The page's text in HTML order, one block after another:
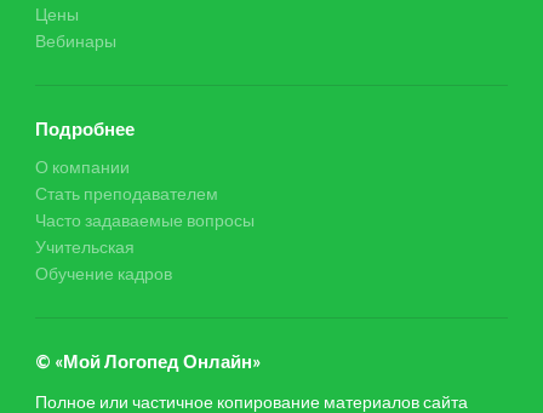
Цены
Вебинары
Подробнее
О компании
Стать преподавателем
Часто задаваемые вопросы
Учительская
Обучение кадров
© «Мой Логопед Онлайн»
Полное или частичное копирование материалов сайта